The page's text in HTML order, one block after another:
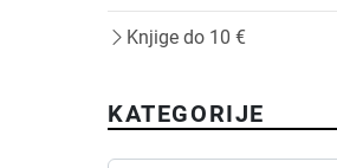
Knjige do 10 €
KATEGORIJE